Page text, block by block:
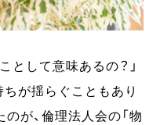
として意味あるの？」
ちが揺らぐこともあり
が、倫理法人会の「物